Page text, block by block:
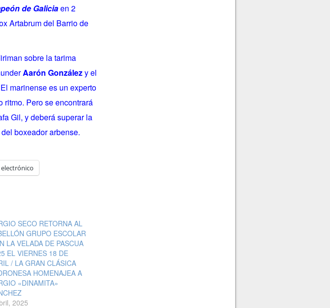
de Galiciaen 2
Artabrum del Barrio de
sobre la tarima
Aarón Gonzálezy el
marinense es un experto
ritmo. Pero se encontrará
Gil, y deberá superar la
boxeador arbense.
SECO RETORNA AL
GRUPO ESCOLAR
LA VELADA DE PASCUA
EL VIERNES 18 DE
/ LA GRAN CLÁSICA
HOMENAJEA A
«DINAMITA»
2025